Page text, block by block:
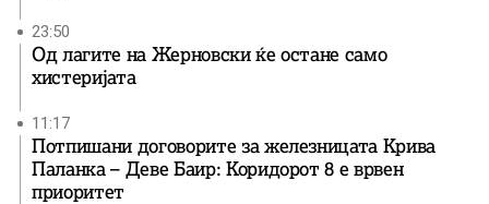
23:50
Од лагите на Жерновски ќе остане само
хистеријата
11:17
Потпишани договорите за железницата Крива
Паланка – Деве Баир: Коридорот 8 е врвен
приоритет